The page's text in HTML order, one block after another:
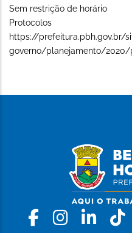
Sem restrição de horário
Protocolos
https://
governo/planejamento/2020/
Facebook